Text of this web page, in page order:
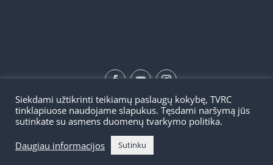
©2026 | TVRC
Siekdami užtikrinti teikiamų paslaugų kokybę, TVRC
tinklapiuose naudojame slapukus. Tęsdami naršymą jūs
sutinkate su asmens duomenų tvarkymo politika.
Daugiau informacijos
Sutinku